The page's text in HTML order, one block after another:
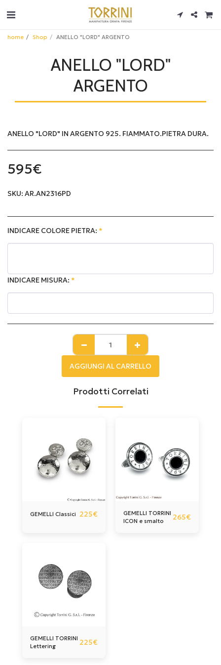
home Shop ANELLO "LORD" ARGENTO
ANELLO "LORD"
ARGENTO
ANELLO "LORD" IN ARGENTO 925. FIAMMATO.PIETRA DURA.
595€
SKU: AR.AN2316PD
INDICARE COLORE PIETRA: *
INDICARE MISURA: *
AGGIUNGI AL CARRELLO
Prodotti Correlati
GEMELLI Classici 225€
GEMELLI TORRINI
ICON e smalto
265€
GEMELLI TORRINI
Lettering
225€